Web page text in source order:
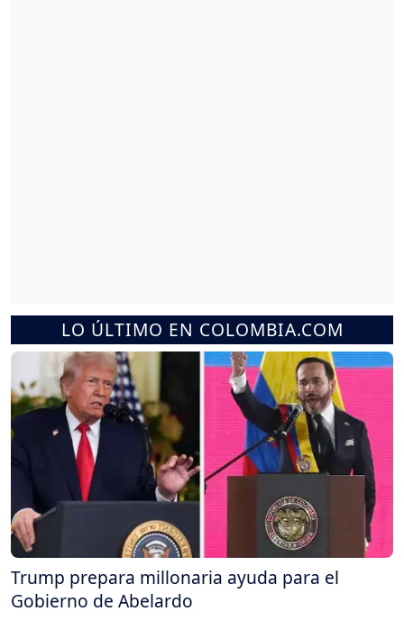
LO ÚLTIMO EN COLOMBIA.COM
Trump prepara millonaria ayuda para el
Gobierno de Abelardo